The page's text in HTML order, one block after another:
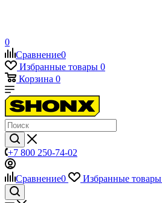
0
Сравнение0
Избранные товары 0
Корзина 0
+7 800 250-74-02
Сравнение0 Избранные товары